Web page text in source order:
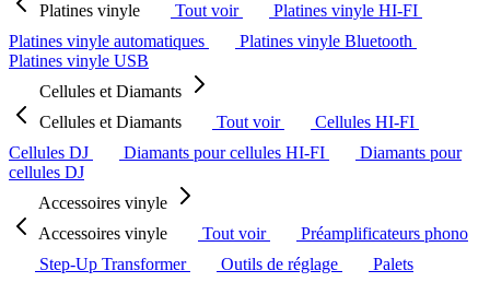
Platines vinyle
Tout voir
Platines vinyle HI-FI
Platines vinyle automatiques
Platines vinyle Bluetooth
Platines vinyle USB
Cellules et Diamants
Cellules et Diamants
Tout voir
Cellules HI-FI
Cellules DJ
Diamants pour cellules HI-FI
Diamants pour
cellules DJ
Accessoires vinyle
Accessoires vinyle
Tout voir
Préamplificateurs phono
Step-Up Transformer
Outils de réglage
Palets